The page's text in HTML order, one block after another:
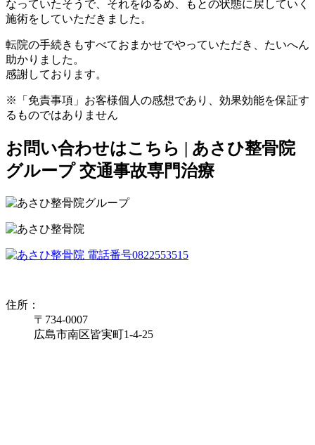
なっていたそうで、それをゆるめ、もとの状態に戻していく
施術をしていただきました。
転院の手続きもすべておまかせでやっていただき、たいへん
助かりました。
感謝しております。
※「免責事項」お客様個人の感想であり、効果効能を保証す
るものではありません
お問い合わせはこちら | あさひ整骨院
グループ 交通事故専門治療
住所：
〒734-0007
広島市南区皆実町1-4-25